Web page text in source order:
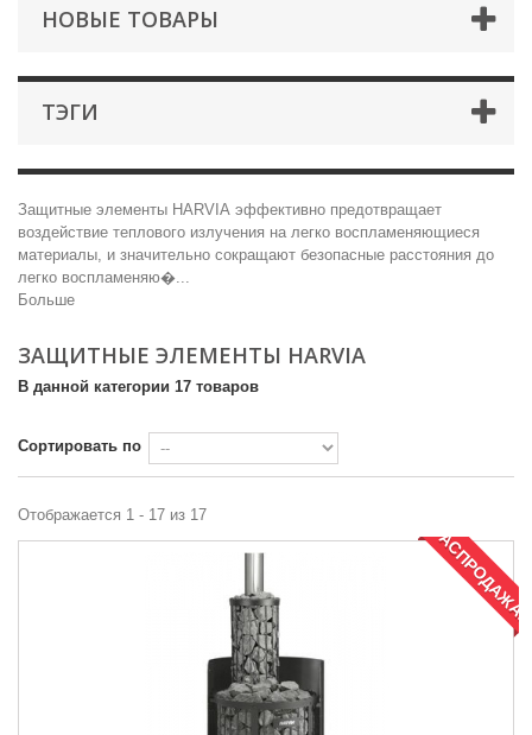
НОВЫЕ ТОВАРЫ
ТЭГИ
Защитные элементы HARVIA эффективно предотвращает
воздействие теплового излучения на легко воспламеняющиеся
материалы, и значительно сокращают безопасные расстояния до
легко воспламеняю�...
Больше
ЗАЩИТНЫЕ ЭЛЕМЕНТЫ HARVIA
В данной категории 17 товаров
Сортировать по
Отображается 1 - 17 из 17
РАСПРОДАЖА!